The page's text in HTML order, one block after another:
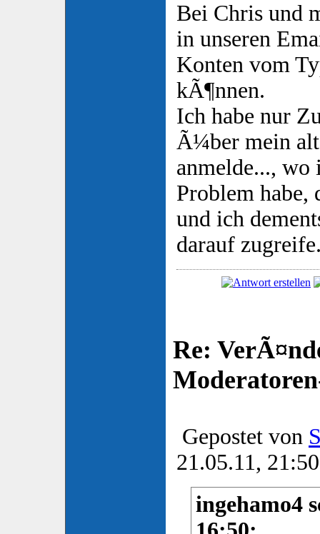
Bei Chris und
in unseren
Konten vom
kÃ¶nnen.
Ich habe nur
Ã¼ber mein
anmelde..., wo
Problem habe,
und ich
darauf
Re:
Gepostet von
21.05.11, 21:50
ingehamo4